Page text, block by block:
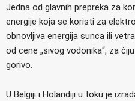
Jedna od glavnih prepreka za
energije koja se koristi za
obnovljiva energija sunca ili
od cene „sivog vodonika“, za
gorivo.
U Belgiji i Holandiji u toku je